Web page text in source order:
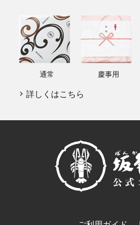
通常 慶事用
詳しくはこちら